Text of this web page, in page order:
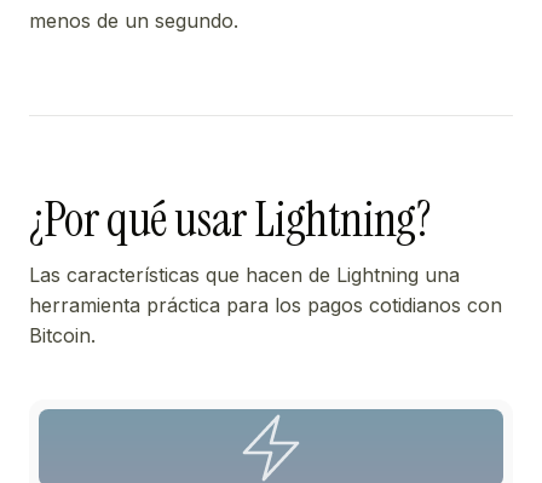
menos de un segundo.
¿Por qué usar Lightning?
Las características que hacen de Lightning una
herramienta práctica para los pagos cotidianos con
Bitcoin.